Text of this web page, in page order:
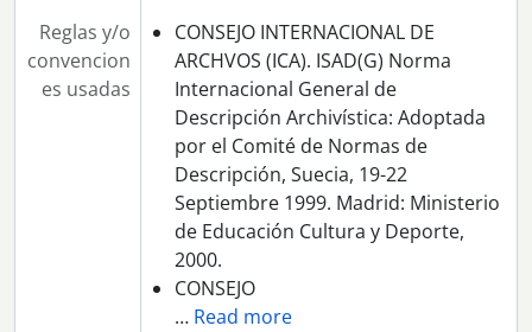
Reglas y/o
convencion
es usadas
CONSEJO INTERNACIONAL DE
ARCHVOS (ICA). ISAD(G) Norma
Internacional General de
Descripción Archivística: Adoptada
por el Comité de Normas de
Descripción, Suecia, 19-22
Septiembre 1999. Madrid: Ministerio
de Educación Cultura y Deporte,
2000.
CONSEJO
… Read more